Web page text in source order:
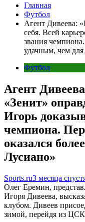
Главная
Футбол
Агент Дивеева:
себя. Всей
звания чемпиона.
удачным, чем
Футбол
Агент
«Зенит»
Игорь
чемпиона.
оказался
Лусиано»
Sports.ru3 месяца
Олег Еремин,
Игоря Дивеева,
клубом. Дивеев
зимой, перейдя из